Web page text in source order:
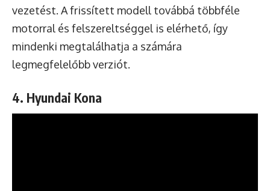
vezetést. A frissített modell továbbá többféle
motorral és felszereltséggel is elérhető, így
mindenki megtalálhatja a számára
legmegfelelőbb verziót.
4. Hyundai Kona